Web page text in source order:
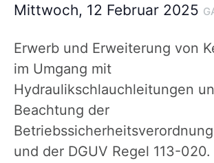
Mittwoch, 12 Februar 2025
​Erwerb und Erweiterung von
im Umgang mit
Hydraulikschlauchleitungen
Beachtung der
Betriebssicherheitsverordnung
und der DGUV Regel 113-020.